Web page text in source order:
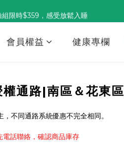
$1,800 起，最高享 6 折
組限時$359，感受放鬆入睡
會員權益 健康專欄
通路|南區＆花東
不同通路系統優惠不完全相同。
話聯絡， 確認商品庫存